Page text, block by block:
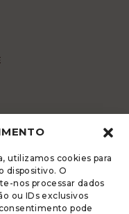
utilizamos cookies para
dispositivo. O
nos processar dados
ou IDs exclusivos
pode